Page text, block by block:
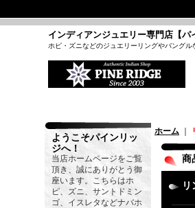
インディアンジュエリー専門店【パ
ホピ・ズニなどのジュエリーリングやバングル
ようこそパインリッ
ジへ！
当店ホームページをご覧
頂き、誠にありがとう御
座います。こちらはホ
ピ、ズニ、サントドミン
ゴ、イスレタなどナバホ
ホーム
商
リ